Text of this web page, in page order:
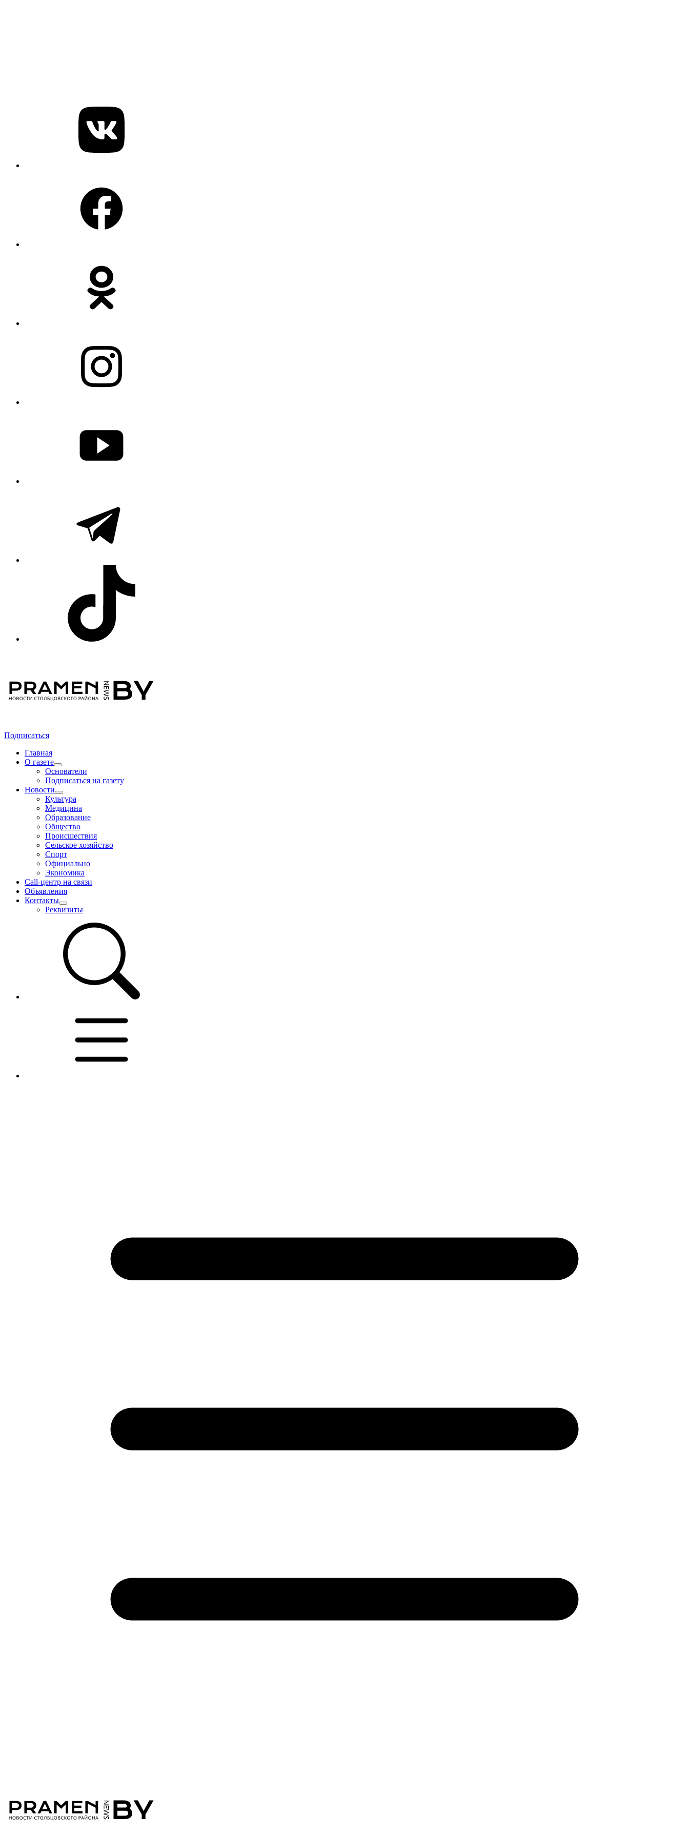
Подписаться
Главная
О газете
Основатели
Подписаться на газету
Новости
Культура
Медицина
Образование
Общество
Происшествия
Сельское хозяйство
Спорт
Официально
Экономика
Call-центр на связи
Объявления
Контакты
Реквизиты